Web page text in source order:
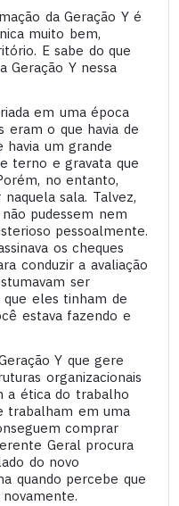
da Geração Y é
muito bem,
E sabe do que
Geração Y nessa
em uma época
eram o que havia de
havia um grande
terno e gravata que
no entanto,
sala. Talvez,
pudessem nem
pessoalmente.
os cheques
conduzir a avaliação
ser
que eles tinham de
estava fazendo e
Y que gere
organizacionais
a ética do trabalho
trabalham em uma
comprar
Geral procura
do novo
quando percebe que